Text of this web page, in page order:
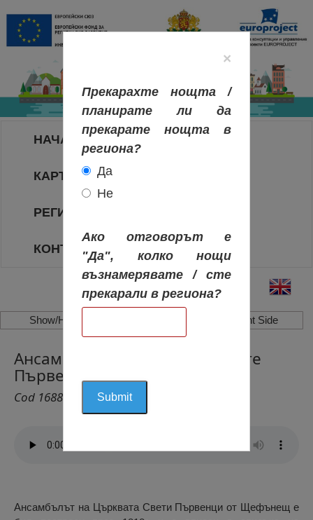
НАЧАЛО
КАРТА НА РЕГИОНИТЕ
РЕГИОНИ
КОНТАКТИ
Show/Hide Left Side Show/Hide Right Side
Ансамбъл на Църквата Светите
Първенци, Щефънещ
Cod 1688
Ансамбълът на Църквата Свети Първенци от Щефънещ е
×
Прекарахте нощта /
планирате ли да
прекарате нощта в
региона?
Да
Не
Ако отговорът е
"Да", колко нощи
възнамерявате / сте
прекарали в региона?